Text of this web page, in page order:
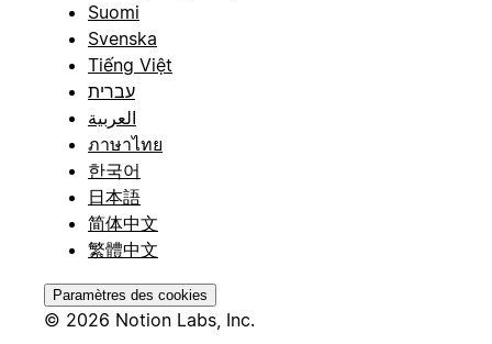
Suomi
Svenska
Tiếng Việt
עברית
العربية
ภาษาไทย
한국어
日本語
简体中文
繁體中文
Paramètres des cookies
© 2026 Notion Labs, Inc.